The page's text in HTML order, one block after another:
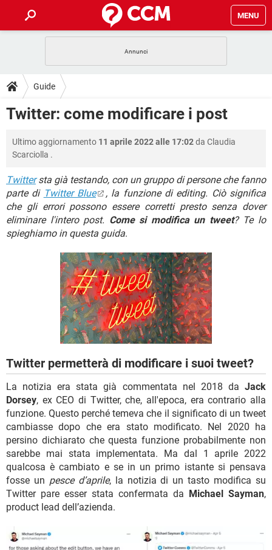
MENU
INTRATTENIMENTO
iOS WINDOWS 10
TIKTOK
GUIDE
COVID-19
INTRATTENIMENTO ANDROID
iOS WINDOWS 10
TIKTOK FACEBOOK
HARDWARE
DOWNLOAD
INTRATTENIMENTO
INSTAGRAM WHATSAPP
TIKTOK FACEBOOK
HARDWARE
FORUM
INTRATTENIMENTO ANDROID
iOS WINDOWS 10
INSTAGRAM WHATSAPP
COVID-19 GAMING
INTRATTENIMENTO ANDROID
iOS
WHATSAPP
FACEBOOK
Guide
Twitter: come modificare i post
Ultimo aggiornamento 11 aprile 2022 alle 17:02da Claudia
Scarciolla .
Twittersta già testando, con un gruppo di persone che fanno
parte di Twitter Blue
, la funzione di editing. Ciò significa
che gli errori possono essere corretti presto senza dover
eliminare l'intero post. Come si modifica un tweet? Te lo
spieghiamo in questa guida.
Twitter permetterà di modificare i suoi tweet?
La notizia era stata già commentata nel 2018 da Jack
Dorsey, ex CEO di Twitter, che, all'epoca, era contrario alla
funzione. Questo perché temeva che il significato di un tweet
cambiasse dopo che era stato modificato. Nel 2020 ha
persino dichiarato che questa funzione probabilmente non
sarebbe mai stata implementata. Ma dal 1 aprile 2022
qualcosa è cambiato e se in un primo istante si pensava
fosse un pesce d’aprile, la notizia di un tasto modifica su
Twitter pare esser stata confermata da Michael Sayman,
product lead dell’azienda.